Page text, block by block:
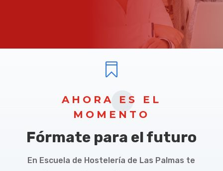

AHORA ES EL
MOMENTO
Fórmate para el futuro
En Escuela de Hostelería de Las Palmas te